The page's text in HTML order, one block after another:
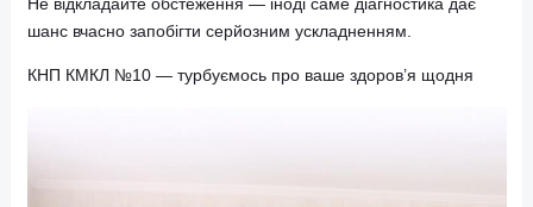
Досвідчені лікарі з уважним ставленням до кожного
Комфорт, приватність і можливість пройти процедуру у